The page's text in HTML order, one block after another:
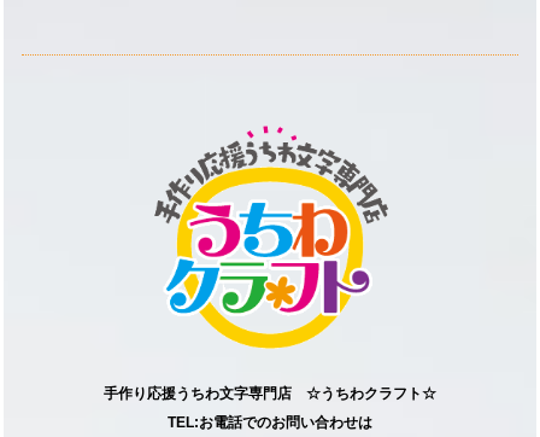
手作り応援うちわ文字専門店 ☆うちわクラフト☆
TEL:お電話でのお問い合わせは